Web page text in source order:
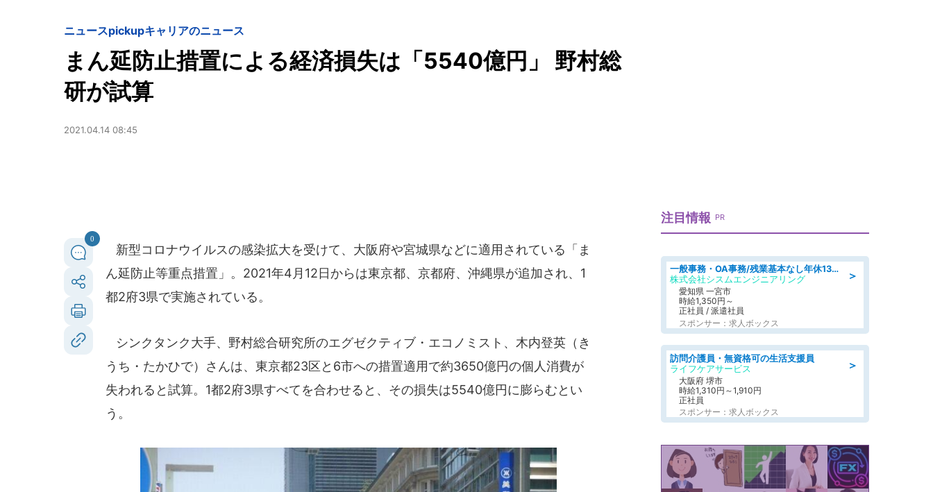
ニュースpickupキャリアのニュース
まん延防止措置による経済損失は「5540億円」 野村総
研が試算
2021.04.14 08:45
0
新型コロナウイルスの感染拡大を受けて、大阪府や宮城県などに適用されている「ま
ん延防止等重点措置」。2021年4月12日からは東京都、京都府、沖縄県が追加され、1
都2府3県で実施されている。
シンクタンク大手、野村総合研究所のエグゼクティブ・エコノミスト、木内登英（き
うち・たかひで）さんは、東京都23区と6市への措置適用で約3650億円の個人消費が
失われると試算。1都2府3県すべてを合わせると、その損失は5540億円に膨らむとい
う。
注目情報 PR
＞
一般事務・OA事務/残業基本なし年休130日社保完備の一般・調達事務
株式会社シスムエンジニアリング
愛知県 一宮市
時給1,350円～
正社員 / 派遣社員
スポンサー：求人ボックス
＞
訪問介護員・無資格可の生活支援員
ライフケアサービス
大阪府 堺市
時給1,310円～1,910円
正社員
スポンサー：求人ボックス